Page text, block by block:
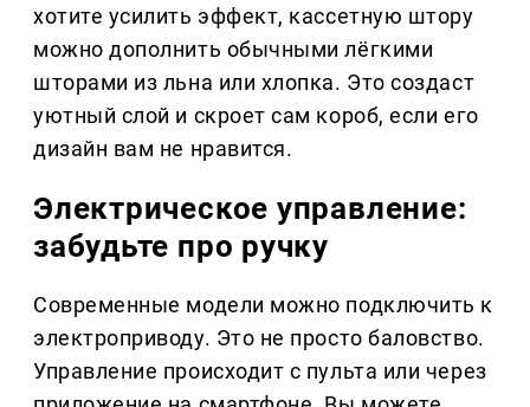
хотите усилить эффект, кассетную штору
можно дополнить обычными лёгкими
шторами из льна или хлопка. Это создаст
уютный слой и скроет сам короб, если его
дизайн вам не нравится.
Электрическое управление:
забудьте про ручку
Современные модели можно подключить к
электроприводу. Это не просто баловство.
Управление происходит с пульта или через